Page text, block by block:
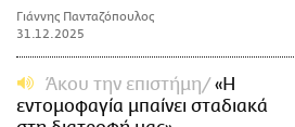
Γιάννης Πανταζόπουλος
31.12.2025
Άκου την επιστήμη
«Η
εντομοφαγία μπαίνει σταδιακά